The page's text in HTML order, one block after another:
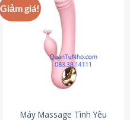
Giảm giá!
Máy Massage Tình Yêu